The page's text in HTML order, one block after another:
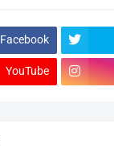
Facebook
YouTube